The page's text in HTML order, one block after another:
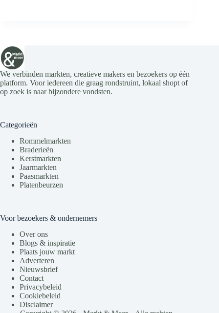
We verbinden markten, creatieve makers en bezoekers op één
platform. Voor iedereen die graag rondstruint, lokaal shopt of
op zoek is naar bijzondere vondsten.
Categorieën
Rommelmarkten
Braderieën
Kerstmarkten
Jaarmarkten
Paasmarkten
Platenbeurzen
Voor bezoekers & ondernemers
Over ons
Blogs & inspiratie
Plaats jouw markt
Adverteren
Nieuwsbrief
Contact
Privacybeleid
Cookiebeleid
Disclaimer